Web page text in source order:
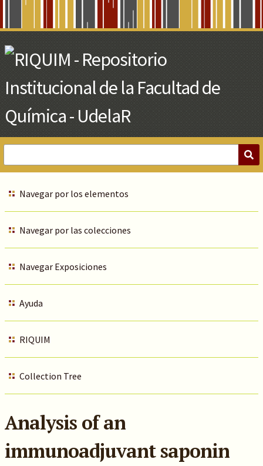
Main
Content
Navegar por los elementos
Navegar por las colecciones
Navegar Exposiciones
Ayuda
RIQUIM
Collection Tree
Analysis of an
immunoadjuvant saponin